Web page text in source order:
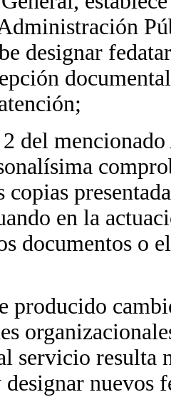
designar
del
copias
en la
documentos o
producido
servicio resulta
designar nuevos